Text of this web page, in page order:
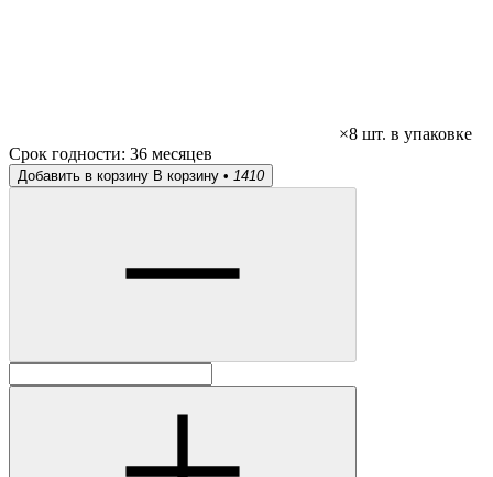
×8 шт. в упаковке
Срок годности: 36 месяцев
Добавить в корзину В корзину • 1410